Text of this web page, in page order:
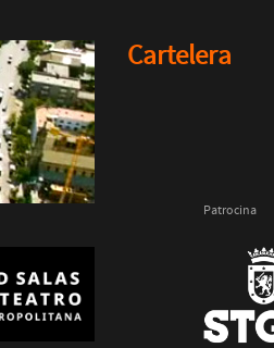
Cartelera
Patrocina